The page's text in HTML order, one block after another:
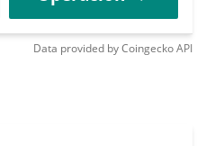
Data provided byCoingeckoAPI